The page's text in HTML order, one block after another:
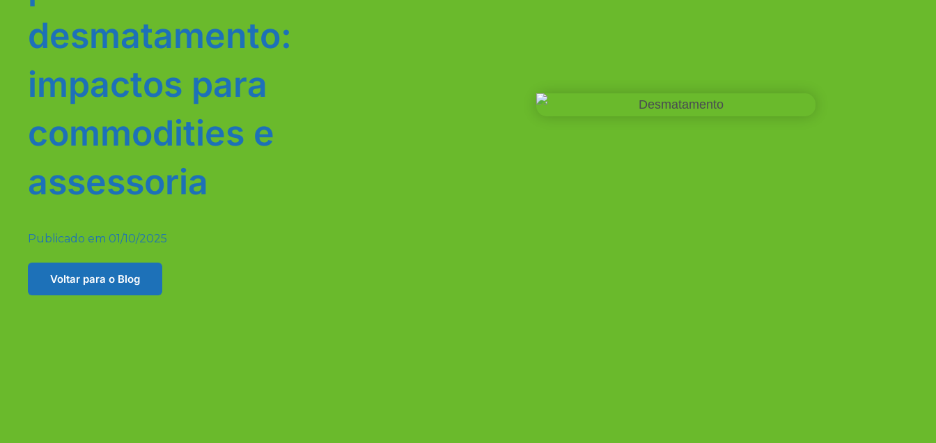
desmatamento:
impactos para
commodities e
assessoria
Publicado em 01/10/2025
Voltar para o Blog